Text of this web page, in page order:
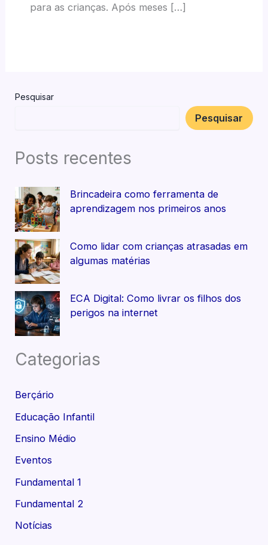
para as crianças. Após meses […]
Pesquisar
Pesquisar
Posts recentes
Brincadeira como ferramenta de
aprendizagem nos primeiros anos
Como lidar com crianças atrasadas em
algumas matérias
ECA Digital: Como livrar os filhos dos
perigos na internet
Categorias
Berçário
Educação Infantil
Ensino Médio
Eventos
Fundamental 1
Fundamental 2
Notícias